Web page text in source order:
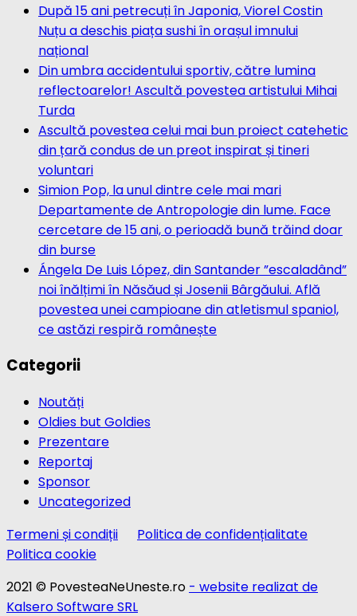
După 15 ani petrecuți în Japonia, Viorel Costin
Nuțu a deschis piața sushi în orașul imnului
național
Din umbra accidentului sportiv, către lumina
reflectoarelor! Ascultă povestea artistului Mihai
Turda
Ascultă povestea celui mai bun proiect catehetic
din țară condus de un preot inspirat și tineri
voluntari
Simion Pop, la unul dintre cele mai mari
Departamente de Antropologie din lume. Face
cercetare de 15 ani, o perioadă bună trăind doar
din burse
Ángela De Luis López, din Santander ”escaladând”
noi înălțimi în Năsăud și Josenii Bârgăului. Află
povestea unei campioane din atletismul spaniol,
ce astăzi respiră românește
Categorii
Noutăți
Oldies but Goldies
Prezentare
Reportaj
Sponsor
Uncategorized
Termeni și condiții
Politica de confidențialitate
Politica cookie
2021 © PovesteaNeUneste.ro - website realizat de
Kalsero Software SRL